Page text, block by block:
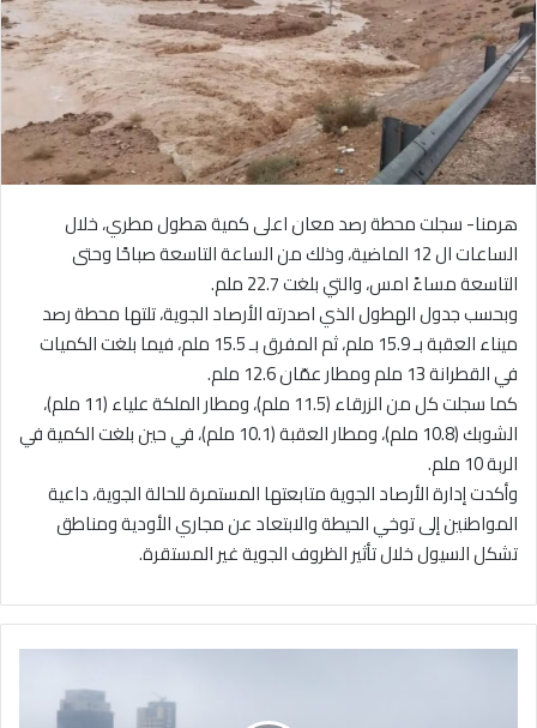
هرمنا- سجلت محطة رصد معان اعلى كمية هطول مطري، خلال
الساعات ال 12 الماضية، وذلك من الساعة التاسعة صباحًا وحتى
التاسعة مساءً امس، والتي بلغت 22.7 ملم.
وبحسب جدول الهطول الذي اصدرته الأرصاد الجوية، تلتها محطة رصد
ميناء العقبة بـ 15.9 ملم، ثم المفرق بـ 15.5 ملم، فيما بلغت الكميات
في القطرانة 13 ملم ومطار عمّان 12.6 ملم.
كما سجلت كل من الزرقاء (11.5 ملم)، ومطار الملكة علياء (11 ملم)،
الشوبك (10.8 ملم)، ومطار العقبة (10.1 ملم)، في حين بلغت الكمية في
الربة 10 ملم.
وأكدت إدارة الأرصاد الجوية متابعتها المستمرة للحالة الجوية، داعية
المواطنين إلى توخي الحيطة والابتعاد عن مجاري الأودية ومناطق
تشكل السيول خلال تأثير الظروف الجوية غير المستقرة.